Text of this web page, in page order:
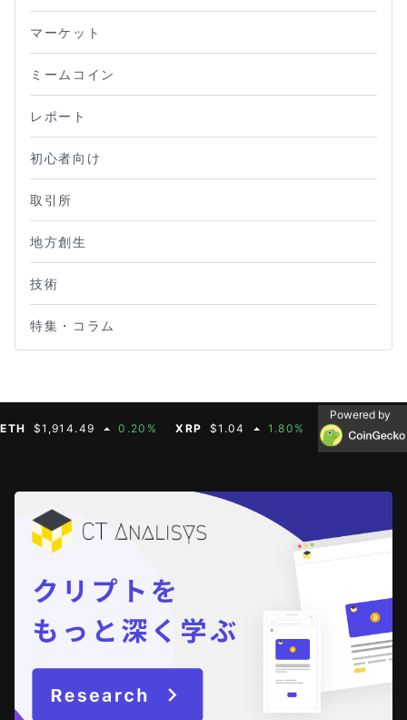
マーケット
ミームコイン
レポート
初心者向け
取引所
地方創生
技術
特集・コラム
$1,914.49 0.20% XRP $1.04 1.80% BNB $603.21
Powered by